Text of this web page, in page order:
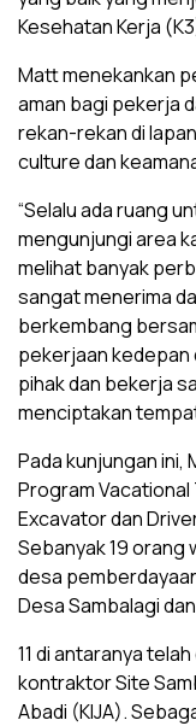
Kesehatan Kerja
Matt menekankan
aman bagi pekerja
rekan-rekan di
culture dan
“Selalu ada ruang
mengunjungi area
melihat banyak
sangat menerima
berkembang
pekerjaan kedepan
pihak dan bekerja
menciptakan
Pada kunjungan
Program
Excavator dan
Sebanyak 19 orang
desa
Desa Sambalagi
11 di antaranya
kontraktor Site
Abadi (KIJA).